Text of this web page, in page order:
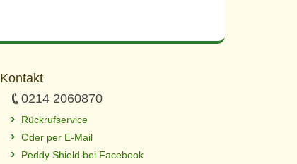
Kontakt
0214 2060870
Rückrufservice
Oder per E-Mail
Peddy Shield bei Facebook